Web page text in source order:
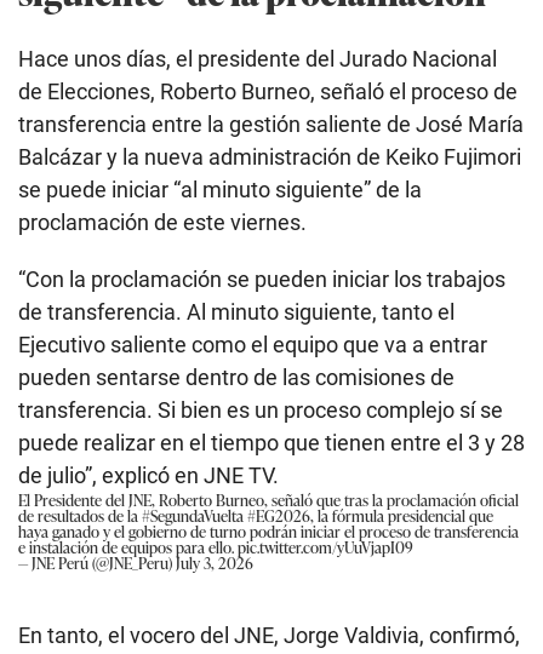
Hace unos días, el presidente del Jurado Nacional
de Elecciones, Roberto Burneo, señaló el proceso de
transferencia entre la gestión saliente de José María
Balcázar y la nueva administración de Keiko Fujimori
se puede iniciar “al minuto siguiente” de la
proclamación de este viernes.
“Con la proclamación se pueden iniciar los trabajos
de transferencia. Al minuto siguiente, tanto el
Ejecutivo saliente como el equipo que va a entrar
pueden sentarse dentro de las comisiones de
transferencia. Si bien es un proceso complejo sí se
puede realizar en el tiempo que tienen entre el 3 y 28
de julio”, explicó en JNE TV.
El Presidente del JNE, Roberto Burneo, señaló que tras la proclamación oficial
de resultados de la#SegundaVuelta#EG2026, la fórmula presidencial que
haya ganado y el gobierno de turno podrán iniciar el proceso de transferencia
e instalación de equipos para ello.pic.twitter.com/yUuVjapI09
— JNE Perú (@JNE_Peru)July 3, 2026
En tanto, el vocero del JNE, Jorge Valdivia, confirmó,